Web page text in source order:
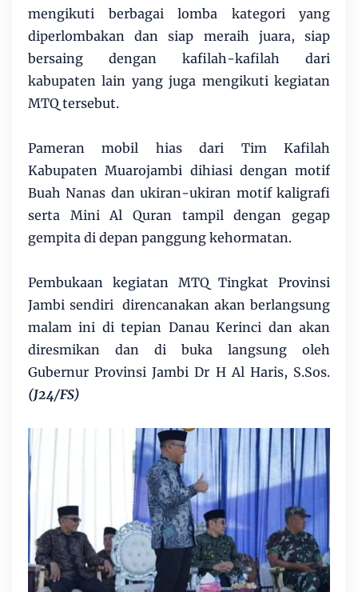
mengikuti berbagai lomba kategori yang
diperlombakan dan siap meraih juara, siap
bersaing dengan kafilah-kafilah dari
kabupaten lain yang juga mengikuti kegiatan
MTQ tersebut.
Pameran mobil hias dari Tim Kafilah
Kabupaten Muarojambi dihiasi dengan motif
Buah Nanas dan ukiran-ukiran motif kaligrafi
serta Mini Al Quran tampil dengan gegap
gempita di depan panggung kehormatan.
Pembukaan kegiatan MTQ Tingkat Provinsi
Jambi sendiri direncanakan akan berlangsung
malam ini di tepian Danau Kerinci dan akan
diresmikan dan di buka langsung oleh
Gubernur Provinsi Jambi Dr H Al Haris, S.Sos.
(J24/FS)